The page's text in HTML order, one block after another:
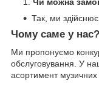
Так, ми
Чому саме у нас?
Ми пропонуємо
обслуговування. У
асортимент музичних